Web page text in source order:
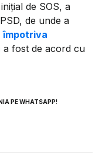
de SOS, a
de unde a
împotriva
fost de acord cu
PE WHATSAPP!